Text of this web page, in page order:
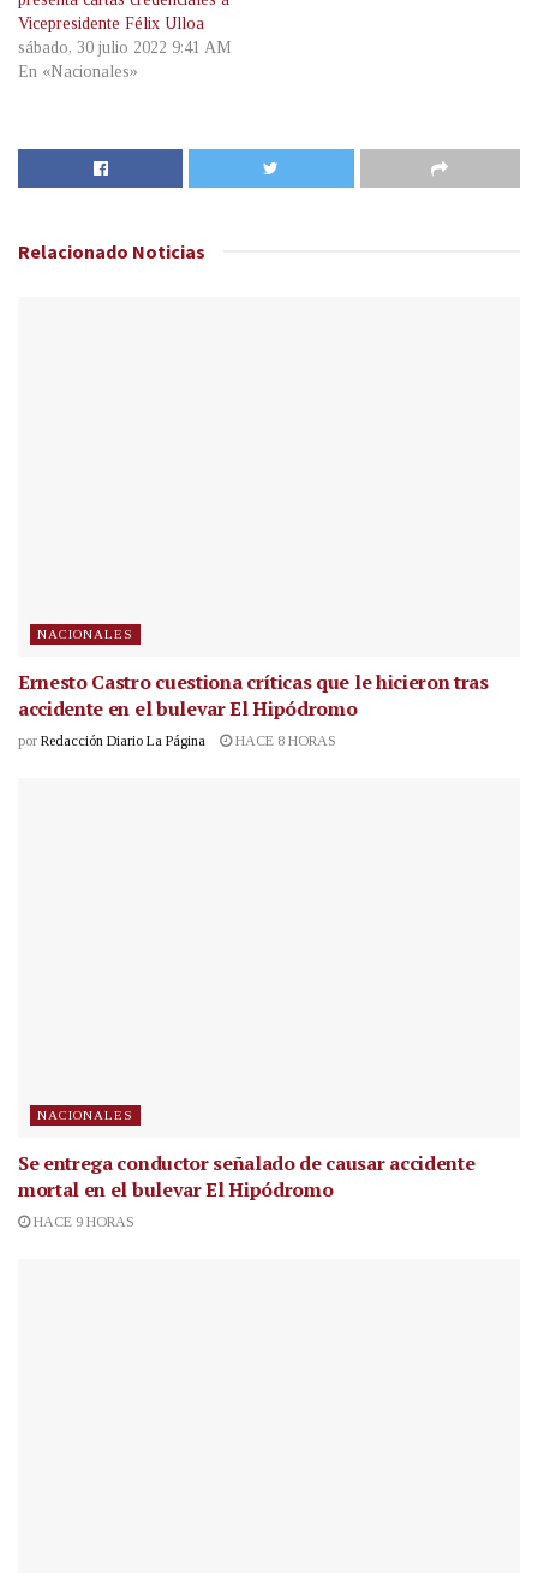
Vicepresidente Félix Ulloa
sábado, 30 julio 2022 9:41 AM
En «Nacionales»
Relacionado Noticias
NACIONALES
Ernesto Castro cuestiona críticas que le hicieron tras
accidente en el bulevar El Hipódromo
por Redacción Diario La Página HACE 8 HORAS
NACIONALES
Se entrega conductor señalado de causar accidente
mortal en el bulevar El Hipódromo
HACE 9 HORAS